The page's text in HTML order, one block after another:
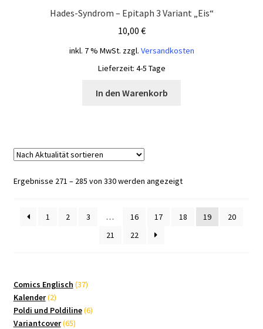
Hades-Syndrom – Epitaph 3 Variant „Eis“
10,00 €
inkl. 7 % MwSt. zzgl. Versandkosten
Lieferzeit: 4-5 Tage
In den Warenkorb
Ergebnisse 271 – 285 von 330 werden angezeigtNach
sortiert
1
2 3 … 16 17 18 19
20
21
22
Comics Englisch 3737
Kalender 22
Produkte
Poldi und Poldiline 66
Variantcover 6565